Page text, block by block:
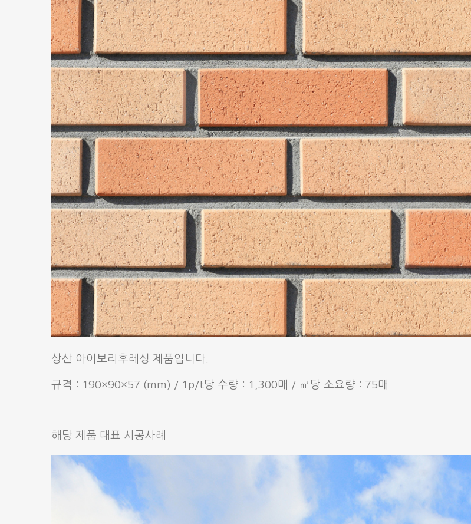
상산 아이보리후레싱 제품입니다.
규격 : 190×90×57 (mm) / 1p/t당 수량 : 1,300매 / ㎡당 소요량 : 75매
해당 제품 대표 시공사례